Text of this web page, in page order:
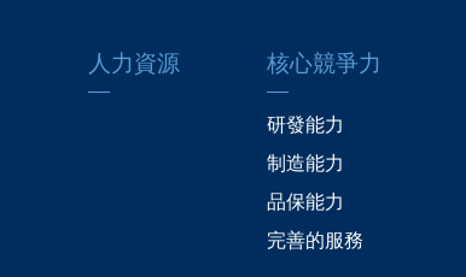
人力資源 核心競爭力
研發能力
制造能力
品保能力
完善的服務